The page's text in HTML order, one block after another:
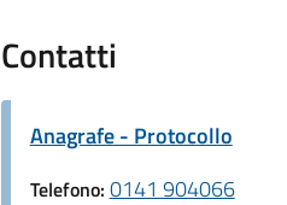
Contatti
Anagrafe - Protocollo
Telefono: 0141 904066